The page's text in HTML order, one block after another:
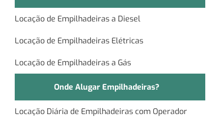
Locação de Empilhadeiras a Diesel
Locação de Empilhadeiras Elétricas
Locação de Empilhadeiras a Gás
Onde Alugar Empilhadeiras?
Locação Diária de Empilhadeiras com Operador